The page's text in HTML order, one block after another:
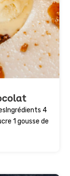
4
1 gousse de